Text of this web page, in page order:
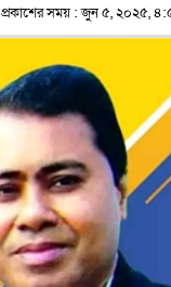
প্রকাশের সময় : জুন ৫, ২০২৫,